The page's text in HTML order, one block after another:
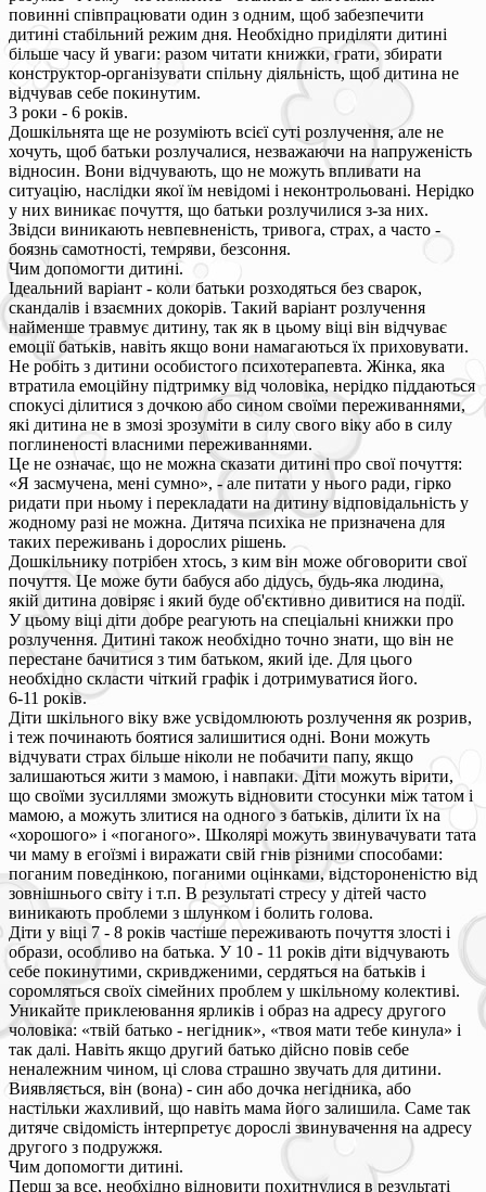
повинні співпрацювати один з одним, щоб забезпечити
дитині стабільний режим дня. Необхідно приділяти дитині
більше часу й уваги: разом читати книжки, грати, збирати
конструктор-організувати спільну діяльність, щоб дитина не
відчував себе покинутим.
3 роки - 6 років.
Дошкільнята ще не розуміють всієї суті розлучення, але не
хочуть, щоб батьки розлучалися, незважаючи на напруженість
відносин. Вони відчувають, що не можуть впливати на
ситуацію, наслідки якої їм невідомі і неконтрольовані. Нерідко
у них виникає почуття, що батьки розлучилися з-за них.
Звідси виникають невпевненість, тривога, страх, а часто -
боязнь самотності, темряви, безсоння.
Чим допомогти дитині.
Ідеальний варіант - коли батьки розходяться без сварок,
скандалів і взаємних докорів. Такий варіант розлучення
найменше травмує дитину, так як в цьому віці він відчуває
емоції батьків, навіть якщо вони намагаються їх приховувати.
Не робіть з дитини особистого психотерапевта. Жінка, яка
втратила емоційну підтримку від чоловіка, нерідко піддаються
спокусі ділитися з дочкою або сином своїми переживаннями,
які дитина не в змозі зрозуміти в силу свого віку або в силу
поглиненості власними переживаннями.
Це не означає, що не можна сказати дитині про свої почуття:
«Я засмучена, мені сумно», - але питати у нього ради, гірко
ридати при ньому і перекладати на дитину відповідальність у
жодному разі не можна. Дитяча психіка не призначена для
таких переживань і дорослих рішень.
Дошкільнику потрібен хтось, з ким він може обговорити свої
почуття. Це може бути бабуся або дідусь, будь-яка людина,
якій дитина довіряє і який буде об'єктивно дивитися на події.
У цьому віці діти добре реагують на спеціальні книжки про
розлучення. Дитині також необхідно точно знати, що він не
перестане бачитися з тим батьком, який іде. Для цього
необхідно скласти чіткий графік і дотримуватися його.
6-11 років.
Діти шкільного віку вже усвідомлюють розлучення як розрив,
і теж починають боятися залишитися одні. Вони можуть
відчувати страх більше ніколи не побачити папу, якщо
залишаються жити з мамою, і навпаки. Діти можуть вірити,
що своїми зусиллями зможуть відновити стосунки між татом і
мамою, а можуть злитися на одного з батьків, ділити їх на
«хорошого» і «поганого». Школярі можуть звинувачувати тата
чи маму в егоїзмі і виражати свій гнів різними способами:
поганим поведінкою, поганими оцінками, відстороненістю від
зовнішнього світу і т.п. В результаті стресу у дітей часто
виникають проблеми з шлунком і болить голова.
Діти у віці 7 - 8 років частіше переживають почуття злості і
образи, особливо на батька. У 10 - 11 років діти відчувають
себе покинутими, скривдженими, сердяться на батьків і
соромляться своїх сімейних проблем у шкільному колективі.
Уникайте приклеювання ярликів і образ на адресу другого
чоловіка: «твій батько - негідник», «твоя мати тебе кинула» і
так далі. Навіть якщо другий батько дійсно повів себе
неналежним чином, ці слова страшно звучать для дитини.
Виявляється, він (вона) - син або дочка негідника, або
настільки жахливий, що навіть мама його залишила. Саме так
дитяче свідомість інтерпретує дорослі звинувачення на адресу
другого з подружжя.
Чим допомогти дитині.
Перш за все, необхідно відновити похитнулися в результаті